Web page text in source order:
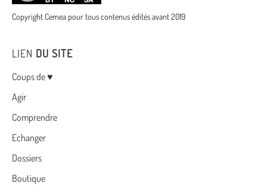
Copyright Cemea pour tous contenus édités avant 2019
LIEN DU SITE
Menu
Coups de ♥
Agir
Comprendre
Echanger
Dossiers
Boutique